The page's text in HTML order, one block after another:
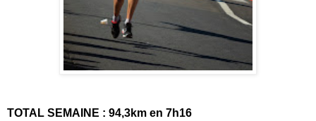
TOTAL SEMAINE : 94,3km en 7h16